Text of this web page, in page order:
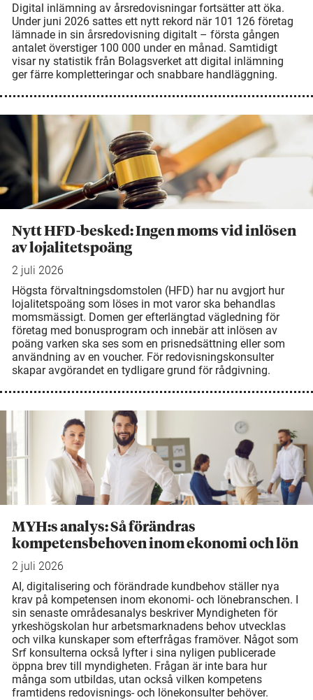
Digital inlämning av årsredovisningar fortsätter att öka.
Under juni 2026 sattes ett nytt rekord när 101 126 företag
lämnade in sin årsredovisning digitalt – första gången
antalet överstiger 100 000 under en månad. Samtidigt
visar ny statistik från Bolagsverket att digital inlämning
ger färre kompletteringar och snabbare handläggning.
Nytt HFD-besked: Ingen moms vid inlösen
av lojalitetspoäng
2 juli 2026
Högsta förvaltningsdomstolen (HFD) har nu avgjort hur
lojalitetspoäng som löses in mot varor ska behandlas
momsmässigt. Domen ger efterlängtad vägledning för
företag med bonusprogram och innebär att inlösen av
poäng varken ska ses som en prisnedsättning eller som
användning av en voucher. För redovisningskonsulter
skapar avgörandet en tydligare grund för rådgivning.
MYH:s analys: Så förändras
kompetensbehoven inom ekonomi och lön
2 juli 2026
AI, digitalisering och förändrade kundbehov ställer nya
krav på kompetensen inom ekonomi- och lönebranschen. I
sin senaste områdesanalys beskriver Myndigheten för
yrkeshögskolan hur arbetsmarknadens behov utvecklas
och vilka kunskaper som efterfrågas framöver. Något som
Srf konsulterna också lyfter i sina nyligen publicerade
öppna brev till myndigheten. Frågan är inte bara hur
många som utbildas, utan också vilken kompetens
framtidens redovisnings- och lönekonsulter behöver.